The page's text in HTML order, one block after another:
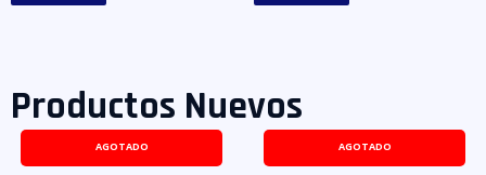
Productos Nuevos
AGOTADO AGOTADO